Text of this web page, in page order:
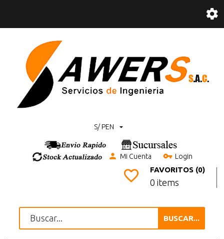
S/ PEN
Mi Cuenta Login
FAVORITOS (0)
0 items
BUSCAR...